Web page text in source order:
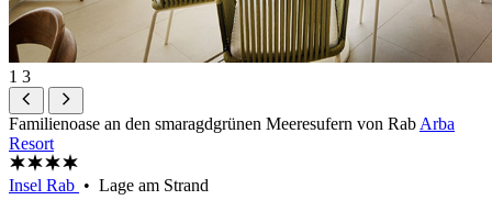
1 3
Familienoase an den smaragdgrünen Meeresufern von Rab Arba
Resort
Insel Rab • Lage am Strand